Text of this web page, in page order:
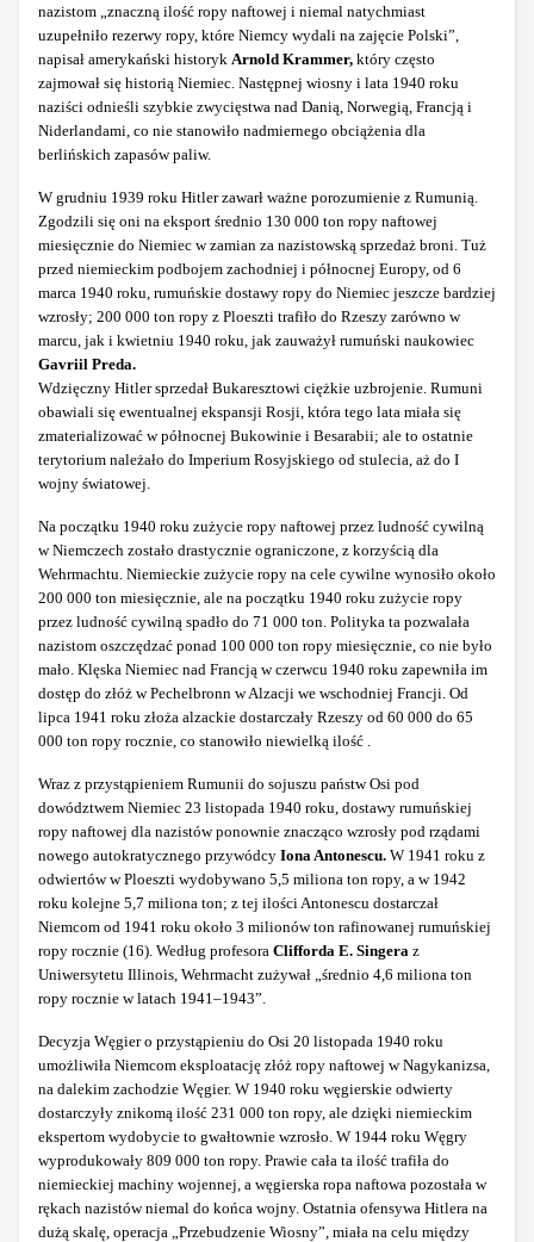
nazistom „znaczną ilość ropy naftowej i niemal natychmiast
uzupełniło rezerwy ropy, które Niemcy wydali na zajęcie Polski”,
napisał amerykański historyk Arnold Krammer, który często
zajmował się historią Niemiec. Następnej wiosny i lata 1940 roku
naziści odnieśli szybkie zwycięstwa nad Danią, Norwegią, Francją i
Niderlandami, co nie stanowiło nadmiernego obciążenia dla
berlińskich zapasów paliw.
W grudniu 1939 roku Hitler zawarł ważne porozumienie z Rumunią.
Zgodzili się oni na eksport średnio 130 000 ton ropy naftowej
miesięcznie do Niemiec w zamian za nazistowską sprzedaż broni. Tuż
przed niemieckim podbojem zachodniej i północnej Europy, od 6
marca 1940 roku, rumuńskie dostawy ropy do Niemiec jeszcze bardziej
wzrosły; 200 000 ton ropy z Ploeszti trafiło do Rzeszy zarówno w
marcu, jak i kwietniu 1940 roku, jak zauważył rumuński naukowiec
Gavriil Preda.
Wdzięczny Hitler sprzedał Bukaresztowi ciężkie uzbrojenie. Rumuni
obawiali się ewentualnej ekspansji Rosji, która tego lata miała się
zmaterializować w północnej Bukowinie i Besarabii; ale to ostatnie
terytorium należało do Imperium Rosyjskiego od stulecia, aż do I
wojny światowej.
Na początku 1940 roku zużycie ropy naftowej przez ludność cywilną
w Niemczech zostało drastycznie ograniczone, z korzyścią dla
Wehrmachtu. Niemieckie zużycie ropy na cele cywilne wynosiło około
200 000 ton miesięcznie, ale na początku 1940 roku zużycie ropy
przez ludność cywilną spadło do 71 000 ton. Polityka ta pozwalała
nazistom oszczędzać ponad 100 000 ton ropy miesięcznie, co nie było
mało. Klęska Niemiec nad Francją w czerwcu 1940 roku zapewniła im
dostęp do złóż w Pechelbronn w Alzacji we wschodniej Francji. Od
lipca 1941 roku złoża alzackie dostarczały Rzeszy od 60 000 do 65
000 ton ropy rocznie, co stanowiło niewielką ilość .
Wraz z przystąpieniem Rumunii do sojuszu państw Osi pod
dowództwem Niemiec 23 listopada 1940 roku, dostawy rumuńskiej
ropy naftowej dla nazistów ponownie znacząco wzrosły pod rządami
nowego autokratycznego przywódcy Iona Antonescu. W 1941 roku z
odwiertów w Ploeszti wydobywano 5,5 miliona ton ropy, a w 1942
roku kolejne 5,7 miliona ton; z tej ilości Antonescu dostarczał
Niemcom od 1941 roku około 3 milionów ton rafinowanej rumuńskiej
ropy rocznie (16). Według profesora Clifforda E. Singera z
Uniwersytetu Illinois, Wehrmacht zużywał „średnio 4,6 miliona ton
ropy rocznie w latach 1941–1943”.
Decyzja Węgier o przystąpieniu do Osi 20 listopada 1940 roku
umożliwiła Niemcom eksploatację złóż ropy naftowej w Nagykanizsa,
na dalekim zachodzie Węgier. W 1940 roku węgierskie odwierty
dostarczyły znikomą ilość 231 000 ton ropy, ale dzięki niemieckim
ekspertom wydobycie to gwałtownie wzrosło. W 1944 roku Węgry
wyprodukowały 809 000 ton ropy. Prawie cała ta ilość trafiła do
niemieckiej machiny wojennej, a węgierska ropa naftowa pozostała w
rękach nazistów niemal do końca wojny. Ostatnia ofensywa Hitlera na
dużą skalę, operacja „Przebudzenie Wiosny”, miała na celu między